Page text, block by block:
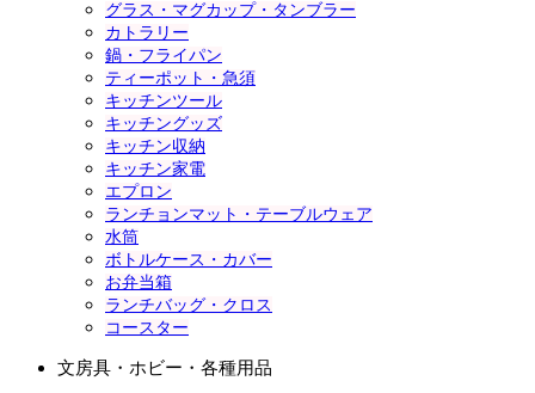
グラス・マグカップ・タンブラー
カトラリー
鍋・フライパン
ティーポット・急須
キッチンツール
キッチングッズ
キッチン収納
キッチン家電
エプロン
ランチョンマット・テーブルウェア
水筒
ボトルケース・カバー
お弁当箱
ランチバッグ・クロス
コースター
文房具・ホビー・各種用品